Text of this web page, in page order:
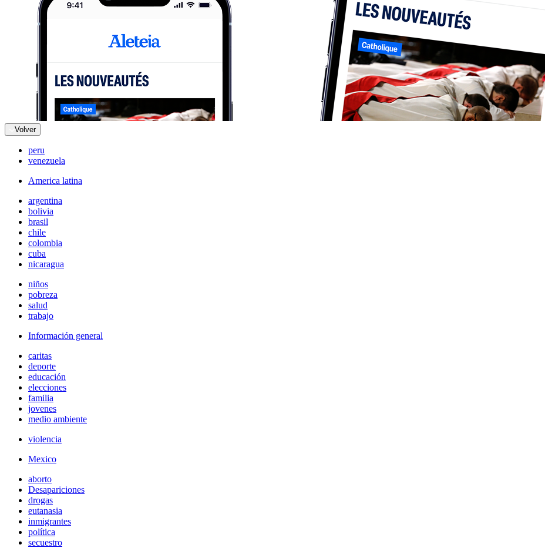
Volver
peru
venezuela
America latina
argentina
bolivia
brasil
chile
colombia
cuba
nicaragua
niños
pobreza
salud
trabajo
Información general
caritas
deporte
educación
elecciones
familia
jovenes
medio ambiente
violencia
Mexico
aborto
Desapariciones
drogas
eutanasia
inmigrantes
política
secuestro